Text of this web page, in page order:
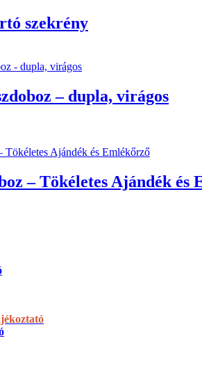
szekrény
– dupla, virágos
– Tökéletes Ajándék és